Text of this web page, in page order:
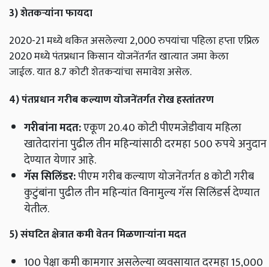
3) शेतकऱ्यांना फायदा
2020-21 मध्ये थकित असलेल्या 2,000 रुपयांचा पहिला हप्ता एप्रिल
2020 मध्ये पंतप्रधान किसान योजनेंतर्गत खात्यात जमा केला
जाईल.यात 8.7 कोटी शेतकऱ्यांचा समावेश असेल.
4) पंतप्रधान गरीब कल्याण योजनेंतर्गत रोख हस्तांतरण
गरीबांना मदत:एकूण 20.40 कोटी पीएमजेडीवाय महिला
खातेदारांना पुढील तीन महिन्यांसाठी दरमहा 500 रुपये अनुदान
देण्यात येणार आहे.
गॅस सिलिंडर:पीएम गरीब कल्याण योजनेंतर्गत 8 कोटी गरीब
कुटुंबांना पुढील तीन महिन्यांत विनामुल्य गॅस सिलिंडर्स देण्यात
येतील.
5) संघटित क्षेत्रात कमी वेतन मिळणाऱ्यांना मदत
100 पेक्षा कमी कामगार असलेल्या व्यवसायात दरमहा 15,000